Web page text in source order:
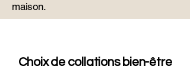
maison.
Choix de collations bien-être